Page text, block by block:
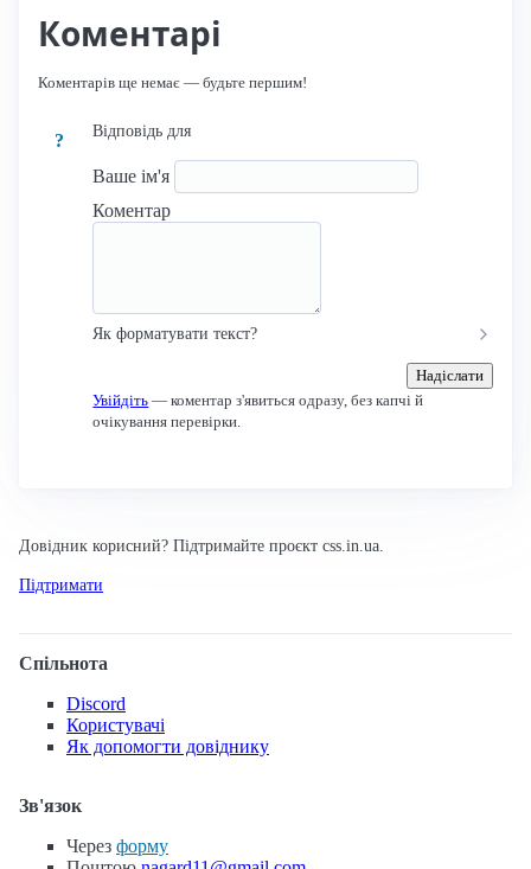
Коментарі
Коментарів ще немає — будьте першим!
?
Відповідь для
Ваше ім'я
Коментар
Як форматувати текст?
Надіслати
Увійдіть — коментар з'явиться одразу, без капчі й
очікування перевірки.
Довідник корисний? Підтримайте проєкт css.in.ua.
Підтримати
Спільнота
Discord
Користувачі
Як допомогти довіднику
Зв'язок
Через форму